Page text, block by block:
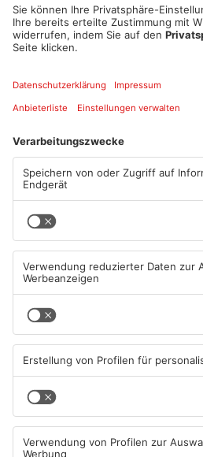
Gemeinsam mit dem Bürgermeister
Herrn Martin Stock, befanden sich
Polizeioberrat Robert Bauer, und
Schulter.
"Ich freue mich sehr, dass es uns in
Markt Sulzbach einzurichten. Ein
mehr Sicherheit, Präsenz und
Anlagen wie der Grill- und Festplatz,
Außensportgelände unserer Schule
leider wiederholt Schauplätze von
Verwüstungen und Schmierereien.
Ehrenamtlichen können mit ihrem
völlig kostenfreien Einsatz die
ergänzen, dienen als zusätzliche
Sulzbacher Bevölkerung und
schnelle und effiziente Hilfe."
Was ist die Sicherheitswacht?
Die Bayerische Sicherheitswacht
Polizei. Die Ehrenamtlichen auf
und Ohren der Polizei im Dienste
und Ordnung. Hierbei halten sie
sorgen so dafür, dass schnell und
werden kann. Die Sicherheitswacht
die Polizeiarbeit.